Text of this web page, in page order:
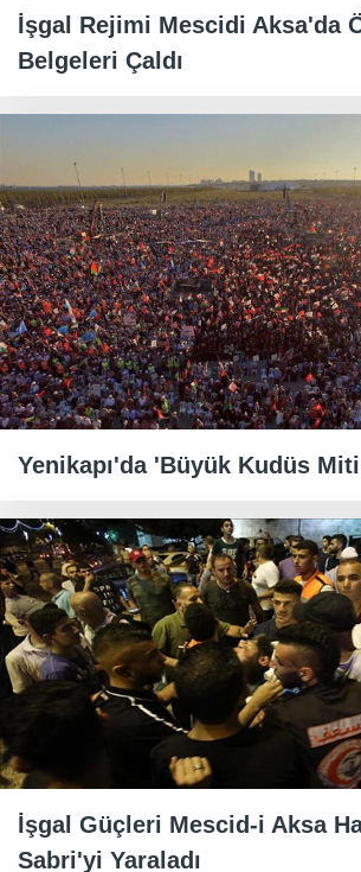
İşgal Rejimi Mescidi Aksa'da
Belgeleri Çaldı
Yenikapı'da 'Büyük Kudüs
İşgal Güçleri Mescid-i Aksa
Sabri'yi Yaraladı